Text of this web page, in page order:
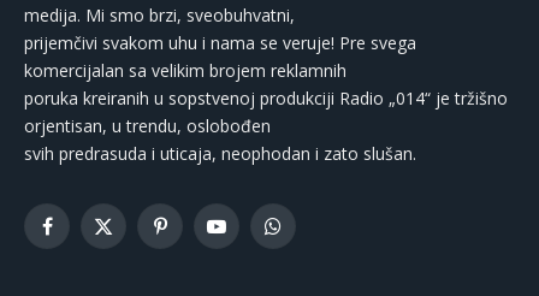
medija. Mi smo brzi, sveobuhvatni,
prijemčivi svakom uhu i nama se veruje! Pre svega
komercijalan sa velikim brojem reklamnih
poruka kreiranih u sopstvenoj produkciji Radio „014“ je tržišno
orjentisan, u trendu, oslobođen
svih predrasuda i uticaja, neophodan i zato slušan.
Facebook
X
PinterestYouTubeWhatsApp